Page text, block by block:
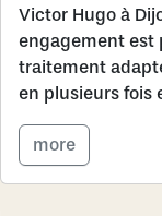
Victor Hugo à
engagement est
traitement
en plusieurs fois
more